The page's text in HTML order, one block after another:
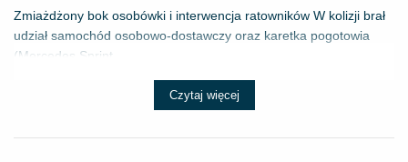
Zmiażdżony bok osobówki i interwencja ratowników W kolizji brał
udział samochód osobowo-dostawczy oraz karetka pogotowia
(Mercedes Sprint...
Czytaj więcej